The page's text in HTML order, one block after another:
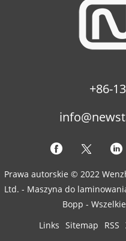
+86-
Prawa autorskie © 2022
Ltd. - Maszyna do
Bopp -
Links Sitemap RSS